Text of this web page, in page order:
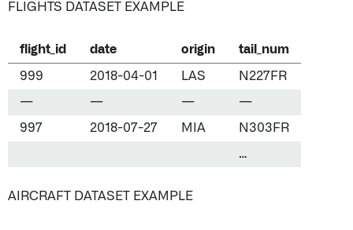
FLIGHTS DATASET EXAMPLE
flight_id date origin tail_num
999 2018-04-01 LAS N227FR
--- --- --- ---
997 2018-07-27 MIA N303FR
…
AIRCRAFT DATASET EXAMPLE